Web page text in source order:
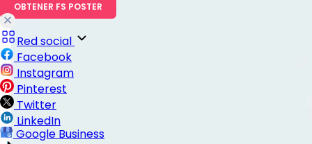
OBTENER FS POSTER
Red social
Facebook
Instagram
Pinterest
Twitter
LinkedIn
Google Business